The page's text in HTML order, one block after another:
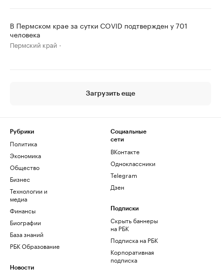
В Пермском крае за сутки COVID подтвержден у 701
человека
Пермский край
Загрузить еще
Рубрики
Политика
Экономика
Общество
Бизнес
Технологии и
медиа
Финансы
Биографии
База знаний
РБК Образование
Новости
Социальные
сети
ВКонтакте
Одноклассники
Telegram
Дзен
Подписки
Скрыть баннеры
на РБК
Подписка на РБК
Корпоративная
подписка